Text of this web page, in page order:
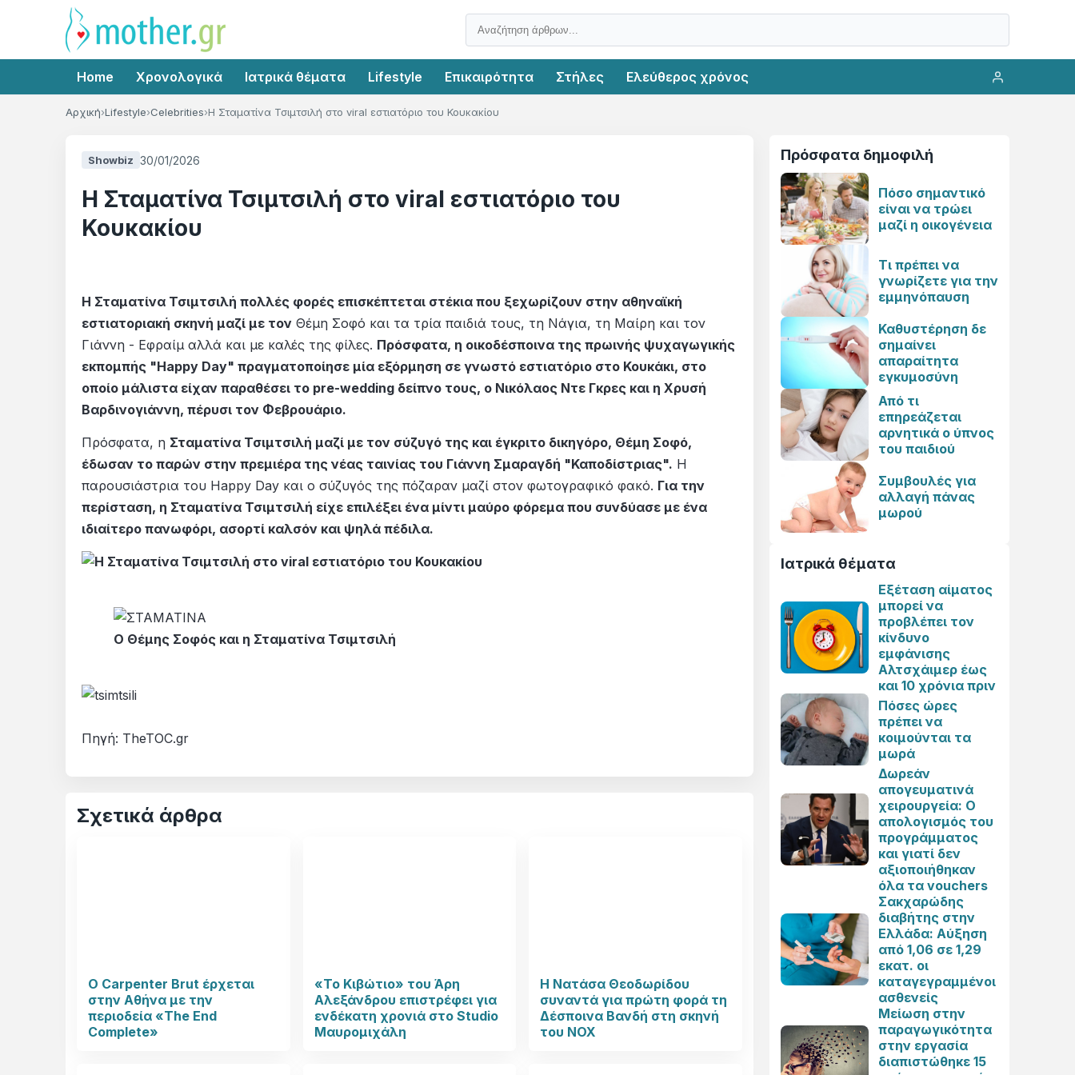
Home Χρονολογικά Ιατρικά θέματα Lifestyle Επικαιρότητα Στήλες Ελεύθερος χρόνος
Αρχική Lifestyle Celebrities Η Σταματίνα Τσιμτσιλή στο viral εστιατόριο του Κουκακίου
Showbiz 30/01/2026
Η Σταματίνα Τσιμτσιλή στο viral εστιατόριο του
Κουκακίου
Η Σταματίνα Τσιμτσιλή πολλές φορές επισκέπτεται στέκια που ξεχωρίζουν στην αθηναϊκή
εστιατοριακή σκηνή μαζί με τον Θέμη Σοφό και τα τρία παιδιά τους, τη Νάγια, τη Μαίρη και τον
Γιάννη - Εφραίμ αλλά και με καλές της φίλες. Πρόσφατα, η οικοδέσποινα της πρωινής ψυχαγωγικής
εκπομπής "Happy Day" πραγματοποίησε μία εξόρμηση σε γνωστό εστιατόριο στο Κουκάκι, στο
οποίο μάλιστα είχαν παραθέσει το pre-wedding δείπνο τους, ο Νικόλαος Ντε Γκρες και η Χρυσή
Βαρδινογιάννη, πέρυσι τον Φεβρουάριο.
Πρόσφατα, η Σταματίνα Τσιμτσιλή μαζί με τον σύζυγό της και έγκριτο δικηγόρο, Θέμη Σοφό,
έδωσαν το παρών στην πρεμιέρα της νέας ταινίας του Γιάννη Σμαραγδή "Καποδίστριας". Η
παρουσιάστρια του Happy Day και ο σύζυγός της πόζαραν μαζί στον φωτογραφικό φακό. Για την
περίσταση, η Σταματίνα Τσιμτσιλή είχε επιλέξει ένα μίντι μαύρο φόρεμα που συνδύασε με ένα
ιδιαίτερο πανωφόρι, ασορτί καλσόν και ψηλά πέδιλα.
O Θέμης Σοφός και η Σταματίνα Τσιμτσιλή
Πηγή: TheTOC.gr
Σχετικά άρθρα
Ο Carpenter Brut έρχεται
στην Αθήνα με την
περιοδεία «The End
Complete»
«Το Κιβώτιο» του Άρη
Αλεξάνδρου επιστρέφει για
ενδέκατη χρονιά στο Studio
Μαυρομιχάλη
Η Νατάσα Θεοδωρίδου
συναντά για πρώτη φορά τη
Δέσποινα Βανδή στη σκηνή
του NOX
Πρόσφατα δημοφιλή
Πόσο σημαντικό
είναι να τρώει
μαζί η οικογένεια
Τι πρέπει να
γνωρίζετε για την
εμμηνόπαυση
Καθυστέρηση δε
σημαίνει
απαραίτητα
εγκυμοσύνη
Από τι
επηρεάζεται
αρνητικά ο ύπνος
του παιδιού
Συμβουλές για
αλλαγή πάνας
μωρού
Ιατρικά θέματα
Εξέταση αίματος
μπορεί να
προβλέπει τον
κίνδυνο
εμφάνισης
Αλτσχάιμερ έως
και 10 χρόνια πριν
Πόσες ώρες
πρέπει να
κοιμούνται τα
μωρά
Δωρεάν
απογευματινά
χειρουργεία: Ο
απολογισμός του
προγράμματος
και γιατί δεν
αξιοποιήθηκαν
όλα τα vouchers
Σακχαρώδης
διαβήτης στην
Ελλάδα: Αύξηση
από 1,06 σε 1,29
εκατ. οι
καταγεγραμμένοι
ασθενείς
Μείωση στην
παραγωγικότητα
στην εργασία
διαπιστώθηκε 15